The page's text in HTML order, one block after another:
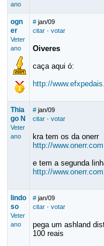
ano
ogn
er
Veter
ano
# jan/09
citar· votar
Oiveres
caça aqui ó:
http://
Thia
go N
Veter
ano
# jan/09
citar· votar
kra tem os da onerr
http://
e tem a segunda
http://
lindo
so
Veter
ano
# jan/09
citar· votar
pega um ashland
100 reais